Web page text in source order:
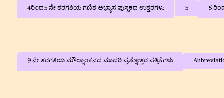
4ರಿಂದ5 ನೇ ತರಗತಿಯ ಗಣಿತ ಅಭ್ಯಾಸ ಪುಸ್ದಕದ ಉತ್ತರಗಳು 5 5
9 ನೇ ತರಗತಿಯ ಮೌಲ್ಯಾಂಕನದ ಮಾದರಿ ಪ್ರಶ್ನೋತ್ತರ ಪತ್ರಿಕೆಗಳು